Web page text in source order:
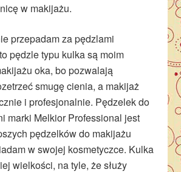
w makijażu.
przepadam za pędzlami
pędzle typu kulka są moim
oka, bo pozwalają
smugę cienia, a makijaż
i profesjonalnie. Pędzelek do
marki Melkior Professional jest
pędzelków do makijażu
w swojej kosmetyczce. Kulka
wielkości, na tyle, że służy